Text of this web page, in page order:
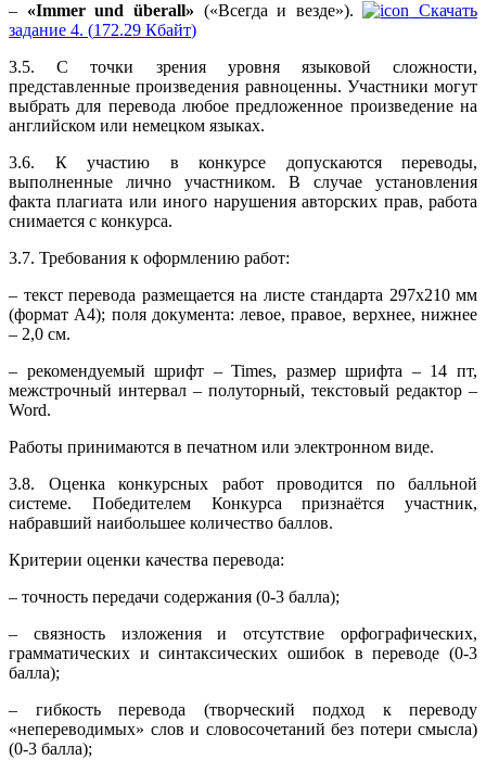
– «Immer und überall» («Всегда и везде»).
Скачать
задание 4. (172.29 Кбайт)
3.5. С точки зрения уровня языковой сложности,
представленные произведения равноценны. Участники могут
выбрать для перевода любое предложенное произведение на
английском или немецком языках.
3.6. К участию в конкурсе допускаются переводы,
выполненные лично участником. В случае установления
факта плагиата или иного нарушения авторских прав, работа
снимается с конкурса.
3.7. Требования к оформлению работ:
– текст перевода размещается на листе стандарта 297х210 мм
(формат А4); поля документа: левое, правое, верхнее, нижнее
– 2,0 см.
– рекомендуемый шрифт – Times, размер шрифта – 14 пт,
межстрочный интервал – полуторный, текстовый редактор –
Word.
Работы принимаются в печатном или электронном виде.
3.8. Оценка конкурсных работ проводится по балльной
системе. Победителем Конкурса признаётся участник,
набравший наибольшее количество баллов.
Критерии оценки качества перевода:
– точность передачи содержания (0-3 балла);
– связность изложения и отсутствие орфографических,
грамматических и синтаксических ошибок в переводе (0-3
балла);
– гибкость перевода (творческий подход к переводу
«непереводимых» слов и словосочетаний без потери смысла)
(0-3 балла);